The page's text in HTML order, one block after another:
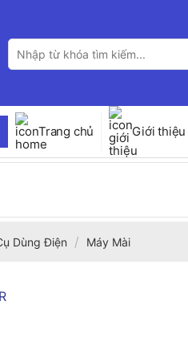
Tìm
kiếm:
Trang chủ Giới thiệu
Dùng Điện / Máy Mài